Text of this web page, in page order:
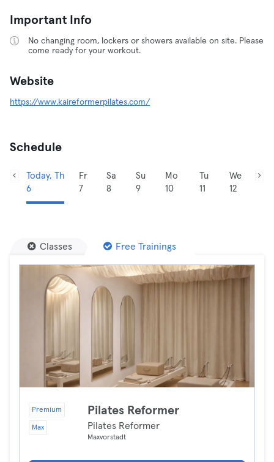
Important Info
No changing room, lockers or showers available on site. Please
come ready for your workout.
Website
https://www.kaireformerpilates.com/
Schedule
Today, Th
6
Fr
7
Sa
8
Su
9
Mo
10
Tu
11
We
12
Classes Free Trainings
Premium
Max
Pilates Reformer
Pilates Reformer
Maxvorstadt